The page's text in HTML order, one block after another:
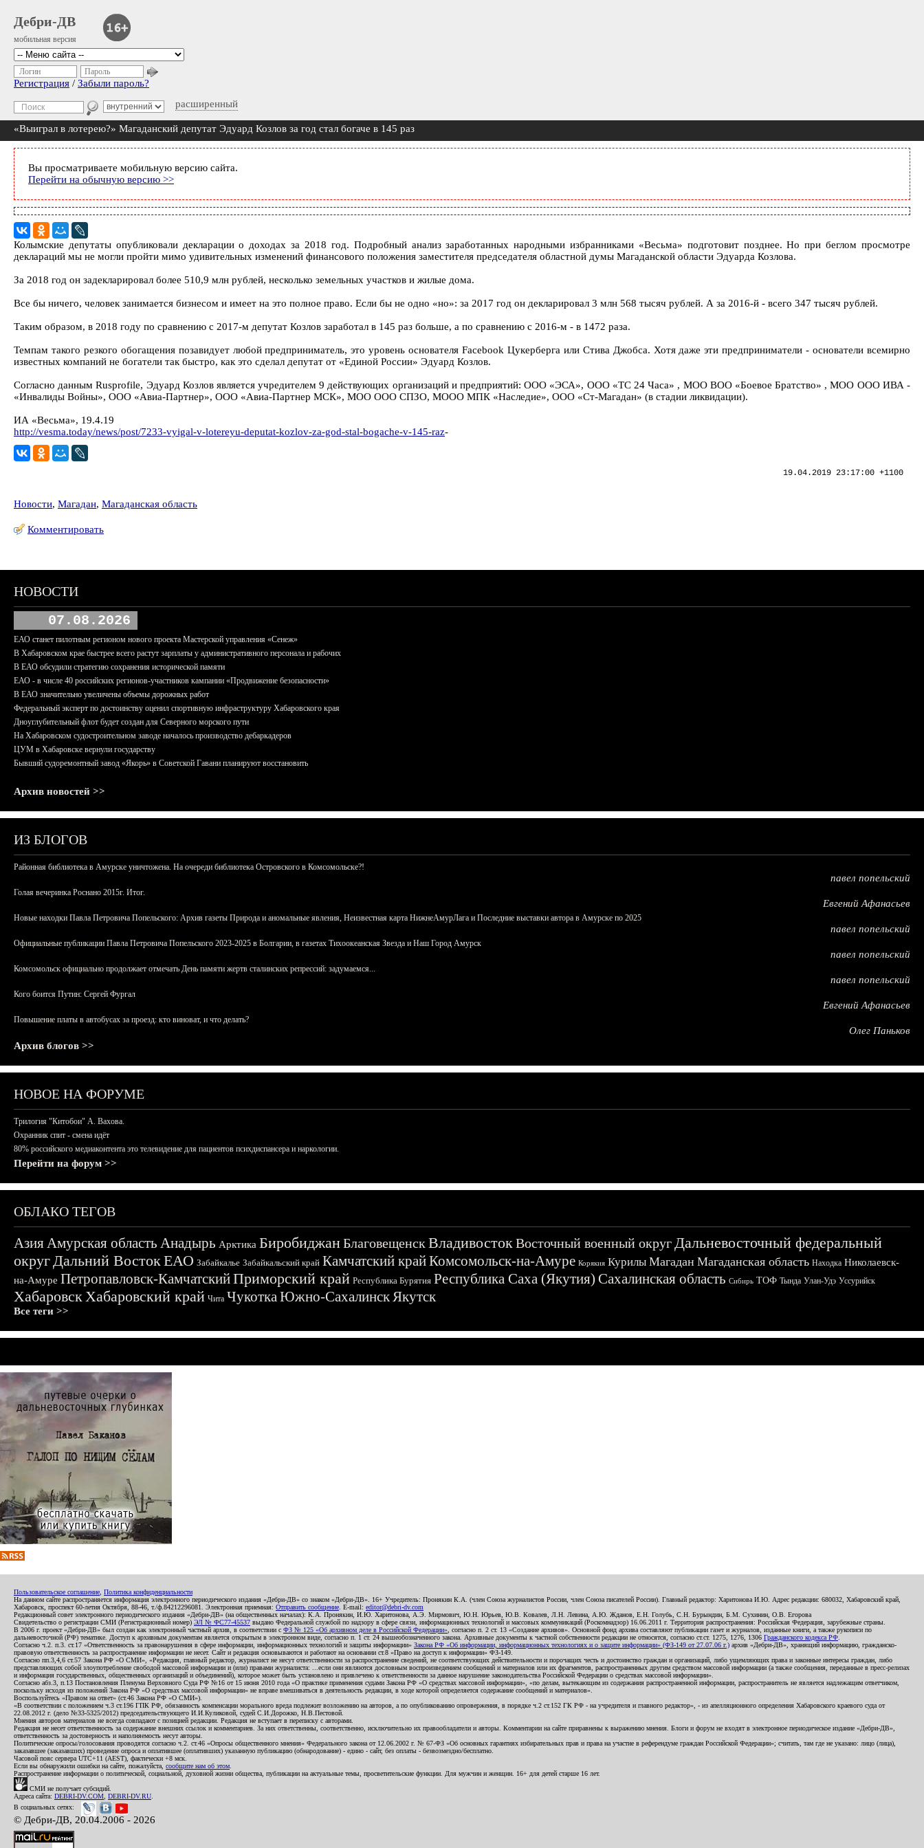
Дебри-ДВ
мобильная версия
расширенный
Логин Пароль
Регистрация / Забыли пароль?
«Выиграл в лотерею?» Магаданский депутат Эдуард Козлов за год стал богаче в 145 раз
Вы просматриваете мобильную версию сайта.
Перейти на обычную версию >>
Колымские депутаты опубликовали декларации о доходах за 2018 год. Подробный анализ заработанных народными избранниками «Весьма» подготовит позднее. Но при беглом просмотре
деклараций мы не могли пройти мимо удивительных изменений финансового положения заместителя председателя областной думы Магаданской области Эдуарда Козлова.
За 2018 год он задекларировал более 510,9 млн рублей, несколько земельных участков и жилые дома.
Все бы ничего, человек занимается бизнесом и имеет на это полное право. Если бы не одно «но»: за 2017 год он декларировал 3 млн 568 тысяч рублей. А за 2016-й - всего 347 тысяч рублей.
Таким образом, в 2018 году по сравнению с 2017-м депутат Козлов заработал в 145 раз больше, а по сравнению с 2016-м - в 1472 раза.
Темпам такого резкого обогащения позавидует любой предприниматель, это уровень основателя Facebook Цукерберга или Стива Джобса. Хотя даже эти предприниматели - основатели всемирно
известных компаний не богатели так быстро, как это сделал депутат от «Единой России» Эдуард Козлов.
Согласно данным Rusprofile, Эдуард Козлов является учредителем 9 действующих организаций и предприятий: ООО «ЭСА», ООО «ТС 24 Часа» , МОО ВОО «Боевое Братство» , МОО ООО ИВА -
«Инвалиды Войны», ООО «Авиа-Партнер», ООО «Авиа-Партнер МСК», МОО ООО СПЗО, МООО МПК «Наследие», ООО «Ст-Магадан» (в стадии ликвидации).
ИА «Весьма», 19.4.19
http://vesma.today/news/post/7233-vyigal-v-lotereyu-deputat-kozlov-za-god-stal-bogache-v-145-raz-
19.04.2019 23:17:00 +1100
Новости, Магадан, Магаданская область
Комментировать
НОВОСТИ
07.08.2026
ЕАО станет пилотным регионом нового проекта Мастерской управления «Сенеж»
В Хабаровском крае быстрее всего растут зарплаты у административного персонала и рабочих
В ЕАО обсудили стратегию сохранения исторической памяти
ЕАО - в числе 40 российских регионов-участников кампании «Продвижение безопасности»
В ЕАО значительно увеличены объемы дорожных работ
Федеральный эксперт по достоинству оценил спортивную инфраструктуру Хабаровского края
Дноуглубительный флот будет создан для Северного морского пути
На Хабаровском судостроительном заводе началось производство дебаркадеров
ЦУМ в Хабаровске вернули государству
Бывший судоремонтный завод «Якорь» в Советской Гавани планируют восстановить
Архив новостей >>
ИЗ БЛОГОВ
Районная библиотека в Амурске уничтожена. На очереди библиотека Островского в Комсомольске?!
павел попельский
Голая вечеринка Роснано 2015г. Итог.
Евгений Афанасьев
Новые находки Павла Петровича Попельского: Архив газеты Природа и аномальные явления, Неизвестная карта НижнеАмурЛага и Последние выставки автора в Амурске по 2025
павел попельский
Официальные публикации Павла Петровича Попельского 2023-2025 в Болгарии, в газетах Тихоокеанская Звезда и Наш Город Амурск
павел попельский
Комсомольск официально продолжает отмечать День памяти жертв сталинских репрессий: задумаемся...
павел попельский
Кого боится Путин: Сергей Фургал
Евгений Афанасьев
Повышение платы в автобусах за проезд: кто виноват, и что делать?
Олег Паньков
Архив блогов >>
НОВОЕ НА ФОРУМЕ
Трилогия "Китобои" А. Вахова.
Охранник спит - смена идёт
80% российского медиаконтента это телевидение для пациентов психдиспансера и наркологии.
Перейти на форум >>
ОБЛАКО ТЕГОВ
АзияАмурская область Анадырь Арктика БиробиджанБлаговещенскВладивостокВосточный военный округДальневосточный федеральный
округДальний ВостокЕАО Забайкалье Забайкальский край Камчатский крайКомсомольск-на-Амуре Корякия Курилы Магадан Магаданская область Находка Николаевск-
на-Амуре Петропавловск-КамчатскийПриморский край Республика Бурятия Республика Саха (Якутия) Сахалинская область Сибирь ТОФ Тында Улан-Удэ Уссурийск
ХабаровскХабаровский край Чита ЧукоткаЮжно-СахалинскЯкутск
Все теги >>
Пользовательское соглашение Политика конфиденциальности
На данном сайте распространяется информация электронного периодического издания «Дебри-ДВ» со знаком «Дебри-ДВ». 16+ Учредитель: Пронякин К.А. (член Союза журналистов России, член Союза писателей России). Главный редактор: Харитонова И.Ю. Адрес редакции: 680032, Хабаровский край,
Хабаровск, проспект 60-летия Октября, 88-46, т./ф.84212296081. Электронная приемная: Отправить сообщение . E-mail: editor@debri-dv.com
Редакционный совет электронного периодического издания «Дебри-ДВ» (на общественных началах): К.А. Пронякин, И.Ю. Харитонова, А.Э. Мирмович, Ю.Н. Юрьев, Ю.В. Ковалев, Л.Н. Левина, А.Ю. Жданов, Е.Н. Голубь, С.Н. Бурындин, Б.М. Сухинин, О.В. Егорова
Свидетельство о регистрации СМИ (Регистрационный номер) ЭЛ № ФС77-45537 выдано Федеральной службой по надзору в сфере связи, информационных технологий и массовых коммуникаций (Роскомнадзор) 16.06.2011 г. Территория распространения: Российская Федерация, зарубежные страны.
В 2006 г. проект «Дебри-ДВ» был создан как электронный частный архив, в соответствии с ФЗ № 125 «Об архивном деле в Российской Федерации» , согласно п. 2 ст. 13 «Создание архивов». Основной фонд архива составляют публикации газет и журналов, изданные книги, а также рукописи по
дальневосточной (РФ) тематике. Доступ к архивным документам является открытым в электронном виде, согласно п. 1 ст. 24 вышеобозначенного закона. Архивные документы к частной собственности редакции не относятся, согласно ст.ст. 1275, 1276, 1306 Гражданского кодекса РФ
Согласно ч.2. п.3. ст.17 «Ответственность за правонарушения в сфере информации, информационных технологий и защиты информации» Закона РФ «Об информации, информационных технологиях и о защите информации» (ФЗ-149 от 27.07.06 г.) архив «Дебри-ДВ», хранящий информацию, гражданско-
правовую ответственность за распространение информации не несет. Сайт и редакция основываются и работают на основании ст.8 «Право на доступ к информации» ФЗ-149.
Согласно пп.3,4,6 ст.57 Закона РФ «О СМИ», «Редакция, главный редактор, журналист не несут ответственности за распространение сведений, не соответствующих действительности и порочащих честь и достоинство граждан и организаций, либо ущемляющих права и законные интересы граждан, либо
представляющих собой злоупотребление свободой массовой информации и (или) правами журналиста: ...если они являются дословным воспроизведением сообщений и материалов или их фрагментов, распространенных другим средством массовой информации (а также сообщения, переданные в пресс-релизах
и информация государственных, общественных организаций и объединений), которое может быть установлено и привлечено к ответственности за данное нарушение законодательства Российской Федерации о средствах массовой информации».
Согласно абз.3, п.13 Постановления Пленума Верховного Суда РФ №16 от 15 июня 2010 года «О практике применения судами Закона РФ «О средствах массовой информации», «по делам, вытекающим из содержания распространенной информации, распространитель не является надлежащим ответчиком,
поскольку исходя из положений Закона РФ «О средствах массовой информации» не вправе вмешиваться в деятельность редакции, в ходе которой определяется содержание сообщений и материалов».
Воспользуйтесь «Правом на ответ» (ст.46 Закона РФ «О СМИ»).
«В соответствии с положением ч.3 ст.196 ГПК РФ, обязанность компенсации морального вреда подлежит возложению на авторов, а по опубликованию опровержения, в порядке ч.2 ст.152 ГК РФ - на учредителя и главного редактор», - из апелляционного определения Хабаровского краевого суда от
22.08.2012 г. (дело №33-5325/2012) председательствующего И.И.Куликовой, судей С.И.Дорожко, Н.В.Пестовой.
Мнения авторов материалов не всегда совпадают с позицией редакции. Редакция не вступает в переписку с авторами.
Редакция не несет ответственность за содержание внешних ссылок и комментариев. За них ответственны, соответственно, исключительно их правообладатели и авторы. Комментарии на сайте приравнены к выражению мнения. Блоги и форум не входят в электронное периодическое издание «Дебри-ДВ»,
ответственность за достоверность и наполняемость несут авторы.
Политические опросы/голосования проводятся согласно ч.2. ст.46 «Опросы общественного мнения» Федерального закона от 12.06.2002 г. № 67-ФЗ «Об основных гарантиях избирательных прав и права на участие в референдуме граждан Российской Федерации»; считать, там где не указано: лицо (лица),
заказавшее (заказавших) проведение опроса и оплатившее (оплативших) указанную публикацию (обнародование) - едино - сайт, без оплаты - безвозмездно/бесплатно.
Часовой пояс сервера UTC+11 (AEST), фактически +8 мск.
Если вы обнаружили ошибки на сайте, пожалуйста, сообщите нам об этом
Распространение информации о политической, социальной, духовной жизни общества, публикации на актуальные темы, просветительские функции. Для мужчин и женщин. 16+ для детей старше 16 лет.
СМИ не получает субсидий.
Адреса сайта: DEBRI-DV.COM DEBRI-DV.RU
В социальных сетях:
© Дебри-ДВ, 20.04.2006 - 2026